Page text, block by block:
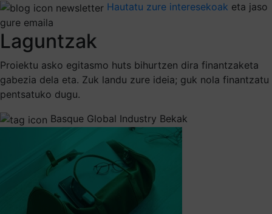
Hautatu zure interesekoak eta jaso
gure emaila
Laguntzak
Proiektu asko egitasmo huts bihurtzen dira finantzaketa
gabezia dela eta. Zuk landu zure ideia; guk nola finantzatu
pentsatuko dugu.
Basque Global Industry Bekak